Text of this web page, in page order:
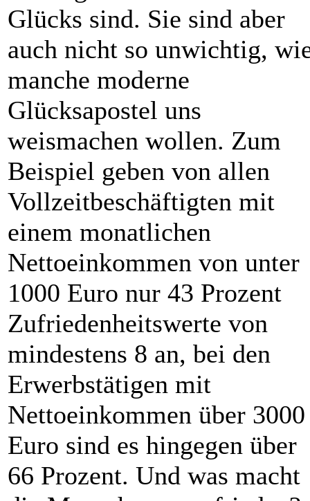
Glücks sind. Sie sind aber
auch nicht so unwichtig,
manche moderne
Glücksapostel uns
weismachen wollen. Zum
Beispiel geben von allen
Vollzeitbeschäftigten mit
einem monatlichen
Nettoeinkommen von unter
1000 Euro nur 43 Prozent
Zufriedenheitswerte von
mindestens 8 an, bei den
Erwerbstätigen mit
Nettoeinkommen über 3000
Euro sind es hingegen über
66 Prozent. Und was macht